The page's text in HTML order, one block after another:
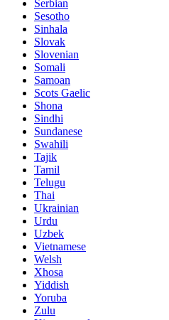
Serbian
Sesotho
Sinhala
Slovak
Slovenian
Somali
Samoan
Scots Gaelic
Shona
Sindhi
Sundanese
Swahili
Tajik
Tamil
Telugu
Thai
Ukrainian
Urdu
Uzbek
Vietnamese
Welsh
Xhosa
Yiddish
Yoruba
Zulu